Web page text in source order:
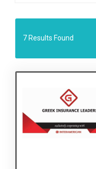
7 Results Found